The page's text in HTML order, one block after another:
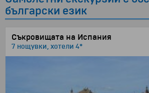
български език
Съкровищата на Испания
7 нощувки, хотели 4*